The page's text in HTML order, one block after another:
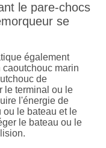
le pare-chocs
se
également
marin
de
le terminal ou le
l'énergie de
ou le bateau et le
le bateau ou le